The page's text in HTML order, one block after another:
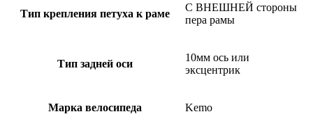
Тип крепления петуха к раме
С ВНЕШНЕЙ стороны
пера рамы
Тип задней оси
10мм ось или
эксцентрик
Марка велосипеда Kemo